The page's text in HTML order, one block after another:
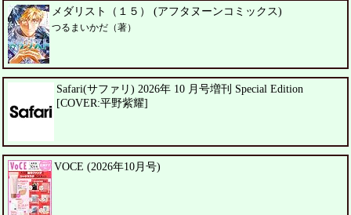
メダリスト（１５） (アフタヌーンコミックス)
つるまいかだ（著）
Safari(サファリ) 2026年 10 月号増刊 Special Edition
[COVER:平野紫耀]
VOCE (2026年10月号)